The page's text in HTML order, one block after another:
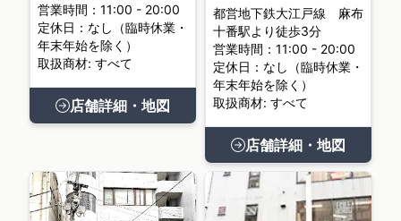
営業時間：11:00 - 20:00
定休日：なし（臨時休業・
年末年始を除く）
取扱商材: すべて
店舗詳細・地図
都営地下鉄大江戸線 麻布
十番駅より徒歩3分
営業時間：11:00 - 20:00
定休日：なし（臨時休業・
年末年始を除く）
取扱商材: すべて
店舗詳細・地図